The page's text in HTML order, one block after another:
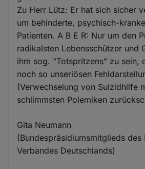
Zu Herr Lütz: Er hat sich sicher
um behinderte, psychisch-
Patienten. A B E R: Nur um den
radikalsten Lebensschützer und
ihm sog. "Totspritzens" zu sein,
noch so unseriösen
(Verwechselung von Suizidhilfe
schlimmsten Polemiken
Gita Neumann
(Bundespräsidiumsmitglieds des
Verbandes Deutschlands)